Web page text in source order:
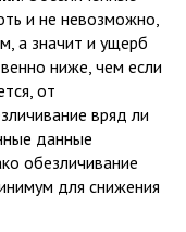
и не невозможно,
а значит и ущерб
ниже, чем если
от
вряд ли
данные
обезличивание
для снижения